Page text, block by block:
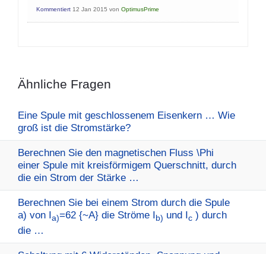
Kommentiert 12 Jan 2015 von OptimusPrime
Ähnliche Fragen
Eine Spule mit geschlossenem Eisenkern … Wie
groß ist die Stromstärke?
Berechnen Sie den magnetischen Fluss \Phi
einer Spule mit kreisförmigem Querschnitt, durch
die ein Strom der Stärke …
Berechnen Sie bei einem Strom durch die Spule
a) von Ia)=62 {~A} die Ströme Ib) und Ic ) durch
die …